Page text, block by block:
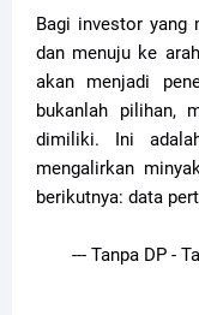
Bagi investor yang
dan menuju ke
akan menjadi
bukanlah pilihan,
dimiliki. Ini
mengalirkan
berikutnya: data
--- Tanpa DP -